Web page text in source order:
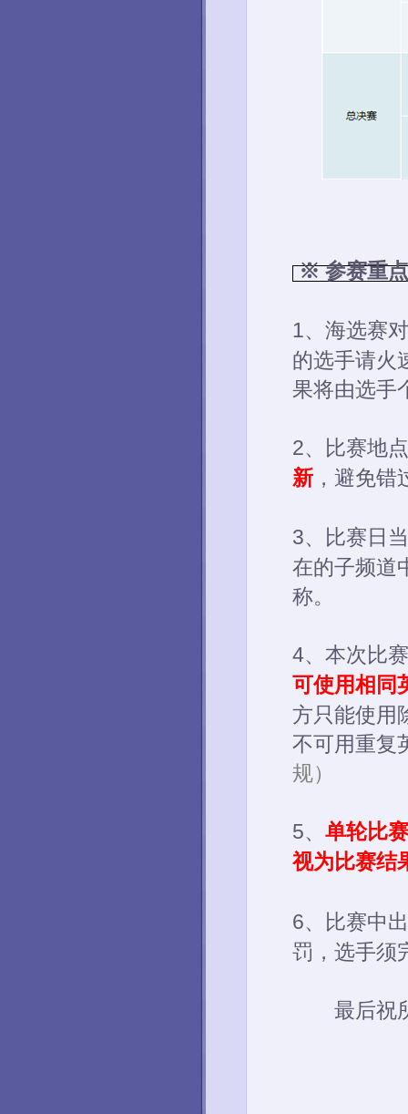
※ 参赛重
1、海选赛
的选手请火
果将由选手
2、比赛地
新 ，避免
3、比赛日
在的子频道
称。
4、本次比
可使用相同
方只能使用
不可用重复
规）
5、 单轮比
视为比赛结
6、比赛中
罚，选手须
最后祝所